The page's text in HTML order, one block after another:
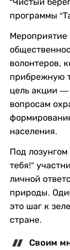
программы
Мероприятие
волонтеров,
прибрежную
цель акции —
вопросам
населения.
Под лозунгом
тебя!”
личной
природы.
это шаг к
стране.
Своим